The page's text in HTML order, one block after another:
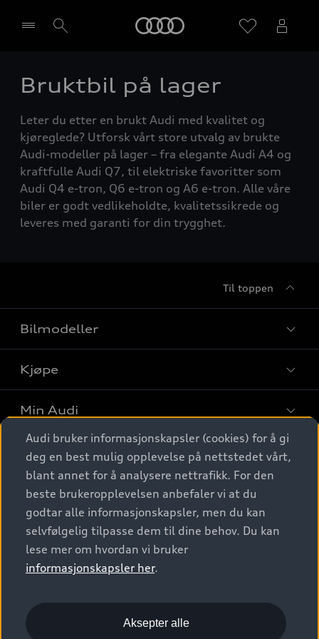
Velg forhandler
Bruktbil på lager
Leter du etter en brukt Audi med kvalitet og
kjøreglede? Utforsk vårt store utvalg av brukte
Audi-modeller på lager – fra elegante Audi A4 og
kraftfulle Audi Q7, til elektriske favoritter som
Audi Q4 e-tron, Q6 e-tron og A6 e-tron. Alle våre
biler er godt vedlikeholdte, kvalitetssikrede og
leveres med garanti for din trygghet.
Til toppen
Bilmodeller
Finn din Audi
Sammenlign bilmodeller
Elbiler
SUV
Stasjonsvogn
Sportback
S/RS
Konseptbiler og prototyper
Kjøpe
Kjøpshjelp
Biler på lager
Finn forhandler
Bestill prøvekjøring
Kontakt forhandler
Bilgarantier
Min Audi
Behold nybilfølelsen
Audi Originalt tilbehør
Verkstedtjenester
Digitale tjenester
Audi digitale tjenester
Audi connect
Functions on demand
Kom i gang med myAudi
Audi Norge
Kundeservice
Audi Driving Experience
© 2026 AUDI NORGE. All Rights Reserved.
Imprint
Audi bruker informasjonskapsler (cookies) for å gi
deg en best mulig opplevelse på nettstedet vårt,
blant annet for å analysere nettrafikk. For den
beste brukeropplevelsen anbefaler vi at du
godtar alle informasjonskapsler, men du kan
selvfølgelig tilpasse dem til dine behov. Du kan
lese mer om hvordan vi bruker
informasjonskapsler her.
Aksepter alle